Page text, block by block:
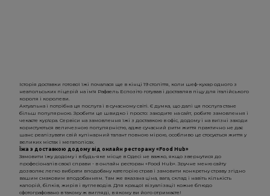
Історія доставки готової їжі почалася ще в кінці 19 століття, коли шеф-кухар одного з
неапольських піцерій на ім'я Рафаель Еспозіто готував і доставляв піцу для італійського
короля і королеви.
Актуальна і потрібна ця послуга і в сучасному світі. Є думка, що далі ця послуга стане
більш популярною. Зробити це швидко і просто: заходите на сайт, робите замовлення і
чекаєте кур'єра. Сервіси на замовлення їжі з доставкою в офіс, додому і на виїзні заходи
користуються величезною популярністю, адже сучасний ритм життя практично не дає
шанс реалізувати свій кулінарний талант повною мірою, особливо це стосується життя у
великих містах і мегаполісах.
Їжа з доставкою додому від онлайн ресторану «Food Hub»
Замовити їжу додому і в будь-яке місце в Одесі не важко, якщо звернутися до
професіоналів своєї справи - в онлайн ресторан «Food Hub». Зручне меню сайту
дозволяє легко вибрати вподобану категорію страв і замовити конкретну страву згідно
вашим смаковим вподобанням. Там же вказана ціна, вага, склад і навіть кількість
калорій, білків, жирів і вуглеводів. Для кращої візуалізації кожне блюдо
сфотографовано в такому ж вигляді, в якому ви його отримаєте!